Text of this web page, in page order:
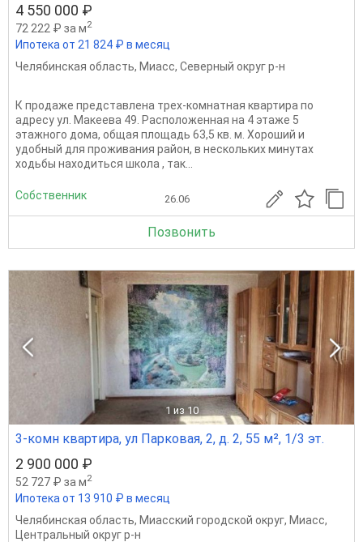
4 550 000 ₽
72 222 ₽ за м2
Ипотека от 21 824 ₽ в месяц
Челябинская область, Миасс, Северный округ р-н
К продаже представлена трех-комнатная квартира по
адресу ул. Макеева 49. Расположенная на 4 этаже 5
этажного дома, общая площадь 63,5 кв. м. Хороший и
удобный для проживания район, в нескольких минутах
ходьбы находиться школа , так...
Собственник 26.06
Позвонить
1 из 10
3-комн квартира, ул Парковая, 2, д. 2, 55 м², 1/3 эт.
2 900 000 ₽
52 727 ₽ за м2
Ипотека от 13 910 ₽ в месяц
Челябинская область, Миасский городской округ, Миасс,
Центральный округ р-н